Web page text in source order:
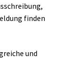
finden
und